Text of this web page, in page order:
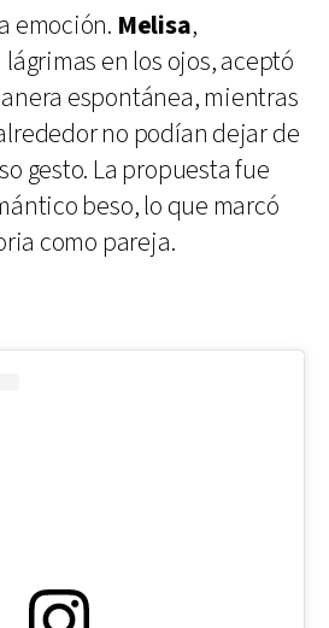
emoción. Melisa,
en los ojos, aceptó
espontánea, mientras
no podían dejar de
gesto. La propuesta fue
beso, lo que marcó
como pareja.